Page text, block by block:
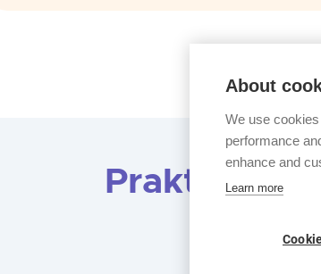
Praktické
About
We use
performance
enhance and
Learn more